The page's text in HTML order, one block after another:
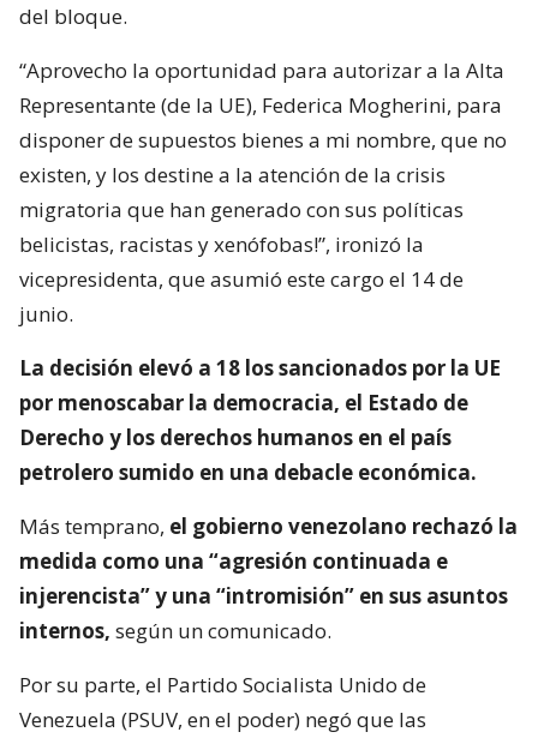
del bloque.
“Aprovecho la oportunidad para autorizar a la Alta
Representante (de la UE), Federica Mogherini, para
disponer de supuestos bienes a mi nombre, que no
existen, y los destine a la atención de la crisis
migratoria que han generado con sus políticas
belicistas, racistas y xenófobas!”, ironizó la
vicepresidenta, que asumió este cargo el 14 de
junio.
La decisión elevó a 18 los sancionados por la UE
por menoscabar la democracia, el Estado de
Derecho y los derechos humanos en el país
petrolero sumido en una debacle económica.
Más temprano, el gobierno venezolano rechazó la
medida como una “agresión continuada e
injerencista” y una “intromisión” en sus asuntos
internos, según un comunicado.
Por su parte, el Partido Socialista Unido de
Venezuela (PSUV, en el poder) negó que las